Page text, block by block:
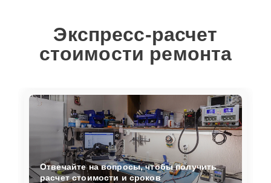
Экспресс-расчет
стоимости ремонта
Отвечайте на вопросы, чтобы получить
расчет стоимости и сроков